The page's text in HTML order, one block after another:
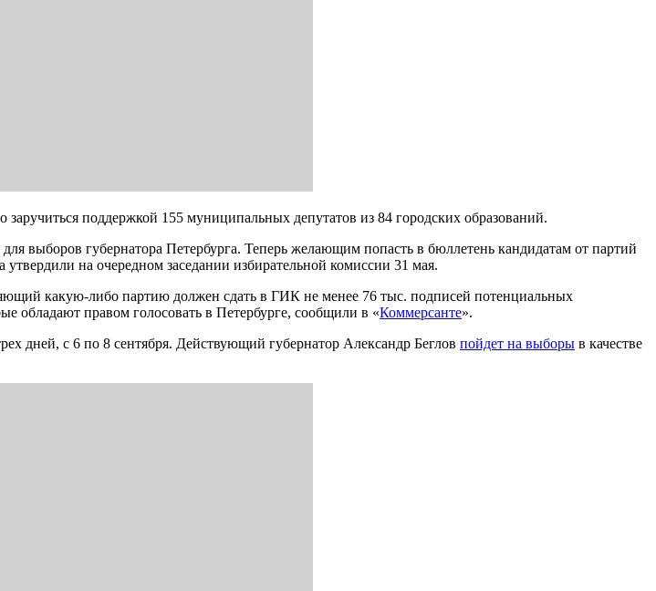
поддержкой 155 муниципальных депутатов из 84 городских образований.
выборов губернатора Петербурга. Теперь желающим попасть в бюллетень кандидатам от партий
на очередном заседании избирательной комиссии 31 мая.
какую-либо партию должен сдать в ГИК не менее 76 тыс. подписей потенциальных
обладают правом голосовать в Петербурге, сообщили в «Коммерсанте».
дней, с 6 по 8 сентября. Действующий губернатор Александр Беглов пойдет на выборы в качестве